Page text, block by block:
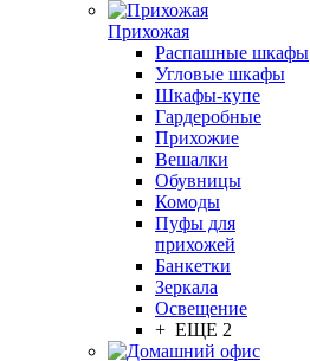
Прихожая
Распашные шкафы
Угловые шкафы
Шкафы-купе
Гардеробные
Прихожие
Вешалки
Обувницы
Комоды
Пуфы для
прихожей
Банкетки
Зеркала
Освещение
+ ЕЩЕ 2